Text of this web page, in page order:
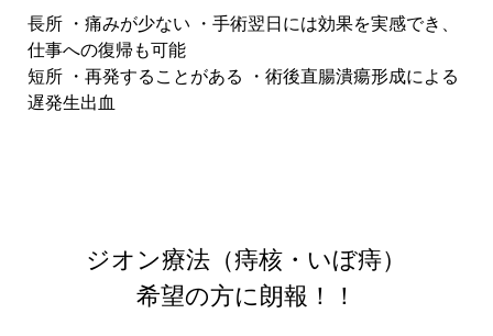
長所 ・痛みが少ない ・手術翌日には効果を実感でき、
仕事への復帰も可能
短所 ・再発することがある ・術後直腸潰瘍形成による
遅発生出血
ジオン療法（痔核・いぼ痔）
希望の方に朗報！！